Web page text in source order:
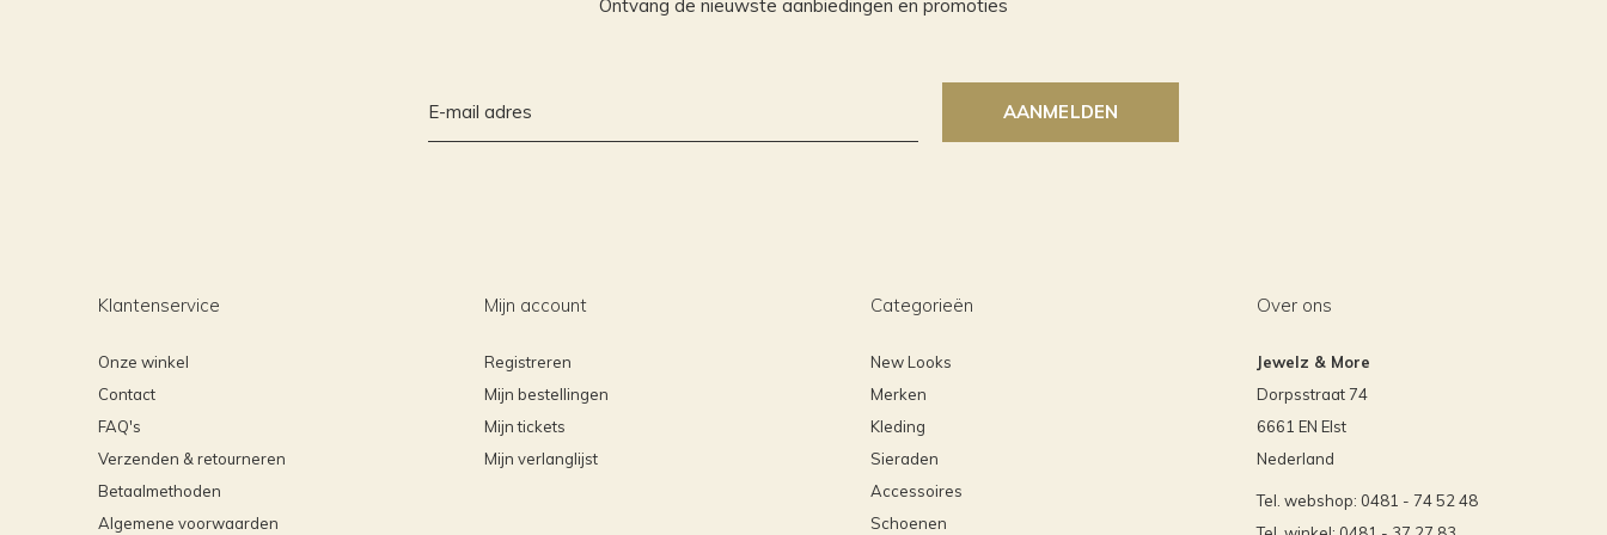
Ontvang de nieuwste aanbiedingen en promoties
AANMELDEN
Klantenservice
Onze winkel
Contact
FAQ's
Verzenden & retourneren
Betaalmethoden
Algemene voorwaarden
Mijn account
Registreren
Mijn bestellingen
Mijn tickets
Mijn verlanglijst
Categorieën
New Looks
Merken
Kleding
Sieraden
Accessoires
Schoenen
Over ons
Jewelz & More
Dorpsstraat 74
6661 EN Elst
Nederland
Tel. webshop: 0481 - 74 52 48